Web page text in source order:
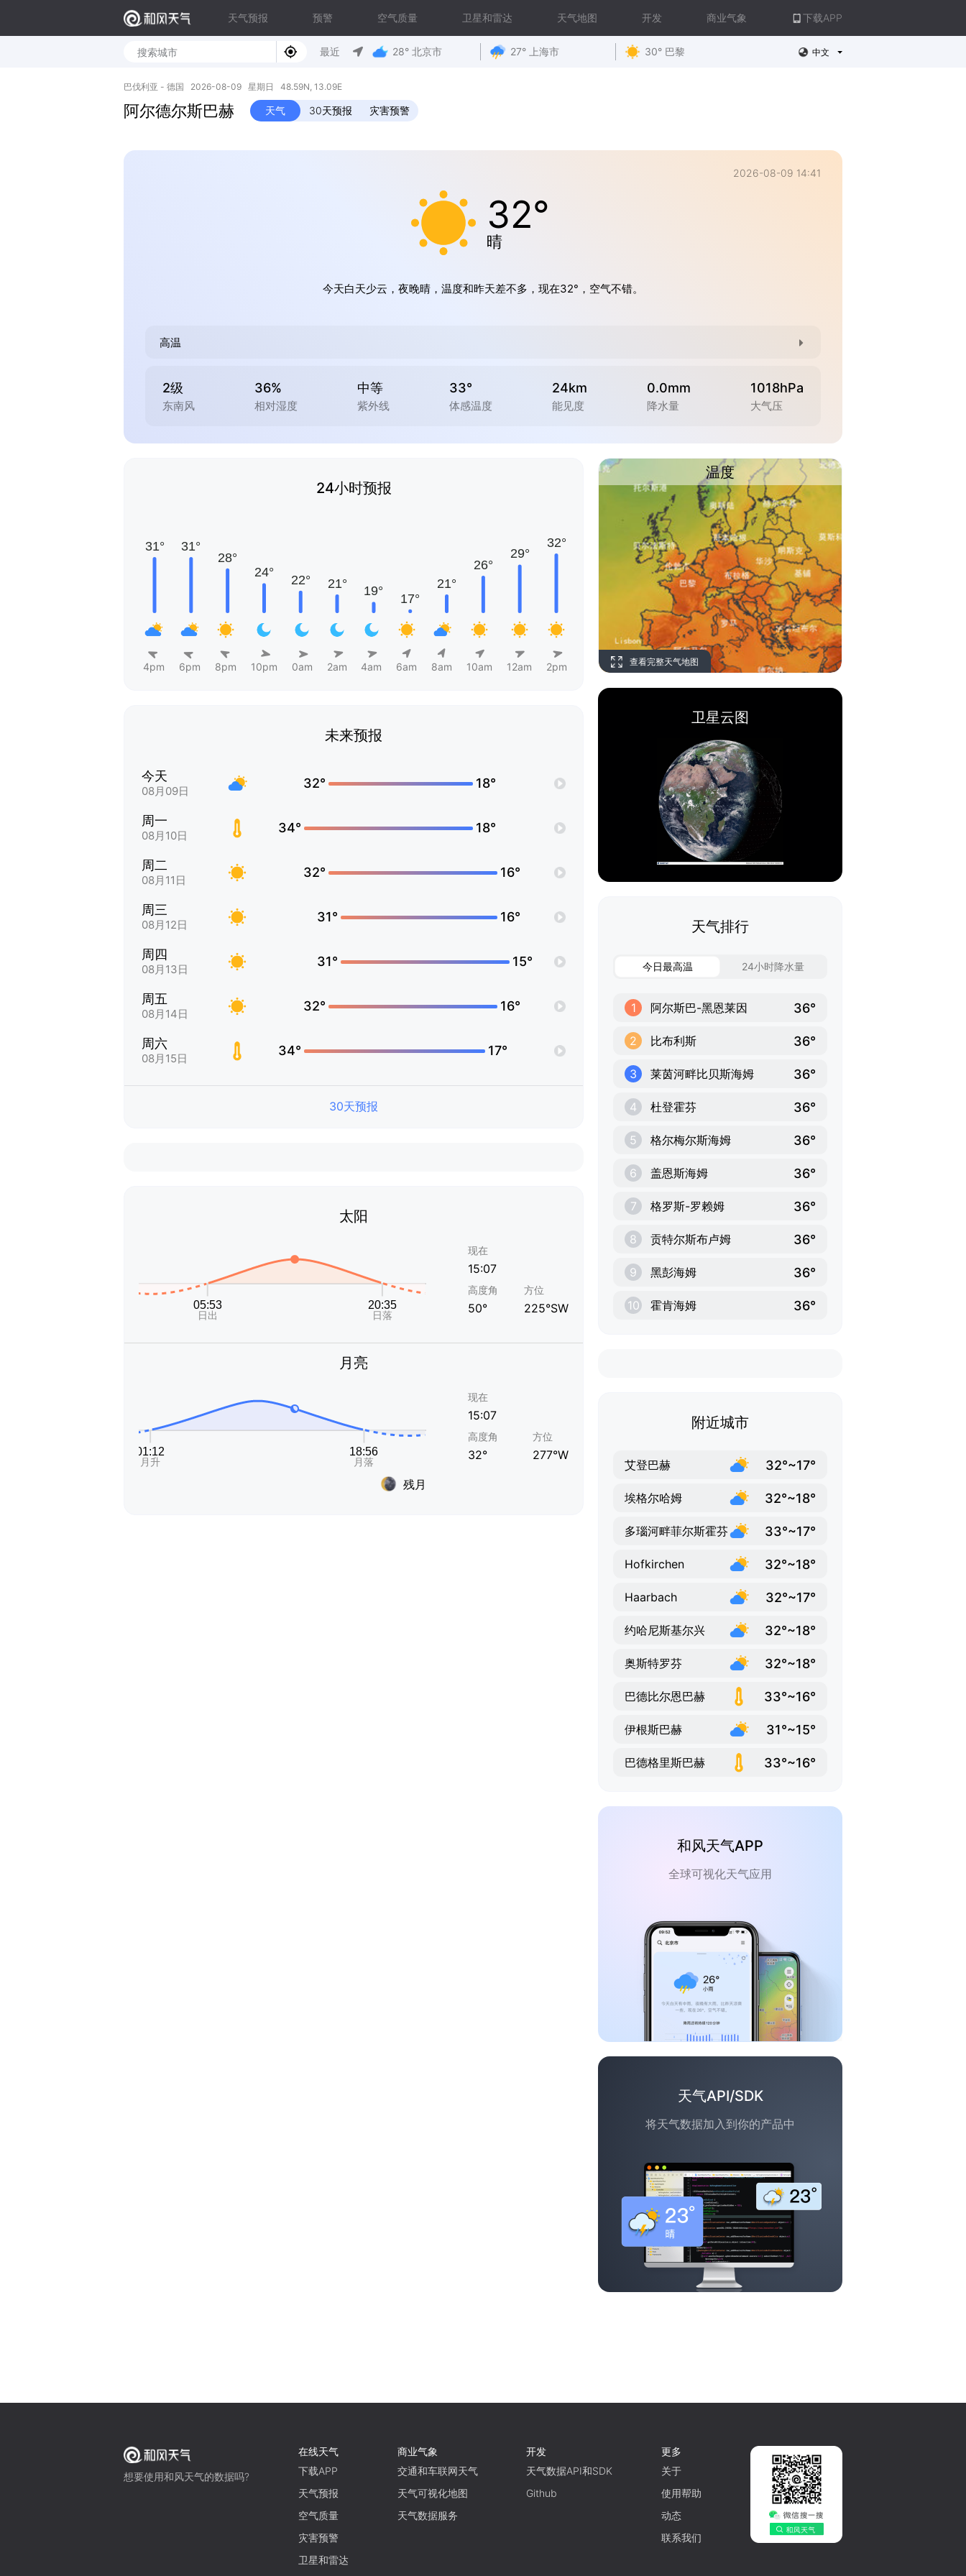
天气预报 预警 空气质量 卫星和雷达 天气地图 开发 商业气象 下载APP
最近 28° 北京市 27° 上海市 30° 巴黎 中文
巴伐利亚 - 德国 2026-08-09 星期日 48.59N, 13.09E
阿尔德尔斯巴赫 天气 30天预报 灾害预警
2026-08-09 14:41
32°
晴
今天白天少云，夜晚晴，温度和昨天差不多，现在32°，空气不错。
高温
2级
东南风
36%
相对湿度
中等
紫外线
33°
体感温度
24km
能见度
0.0mm
降水量
1018hPa
大气压
24小时预报
4pm 6pm 8pm 10pm 0am 2am 4am 6am 8am 10am 12am 2pm
未来预报
今天
08月09日
32° 18°
周一
08月10日
34° 18°
周二
08月11日
32° 16°
周三
08月12日
31° 16°
周四
08月13日
31° 15°
周五
08月14日
32° 16°
周六
08月15日
34° 17°
30天预报
太阳
现在
15:07
高度角
50°
方位
225°SW
月亮
残月
现在
15:07
高度角
32°
方位
277°W
温度
查看完整天气地图
卫星云图
天气排行
今日最高温 24小时降水量
1 阿尔斯巴-黑恩莱因 36°
2 比布利斯 36°
3 莱茵河畔比贝斯海姆 36°
4 杜登霍芬 36°
5 格尔梅尔斯海姆 36°
6 盖恩斯海姆 36°
7 格罗斯-罗赖姆 36°
8 贡特尔斯布卢姆 36°
9 黑彭海姆 36°
10 霍肯海姆 36°
附近城市
艾登巴赫 32°~17°
埃格尔哈姆 32°~18°
多瑙河畔菲尔斯霍芬 33°~17°
Hofkirchen 32°~18°
Haarbach 32°~17°
约哈尼斯基尔兴 32°~18°
奥斯特罗芬 32°~18°
巴德比尔恩巴赫 33°~16°
伊根斯巴赫 31°~15°
巴德格里斯巴赫 33°~16°
和风天气APP
全球可视化天气应用
天气API/SDK
将天气数据加入到你的产品中
想要使用和风天气的数据吗?
在线天气
下载APP
天气预报
空气质量
灾害预警
卫星和雷达
商业气象
交通和车联网天气
天气可视化地图
天气数据服务
开发
天气数据API和SDK
Github
更多
关于
使用帮助
动态
联系我们